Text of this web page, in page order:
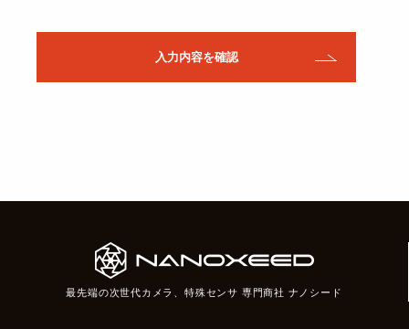
最先端の次世代カメラ、特殊センサ 専門商社 ナノシード